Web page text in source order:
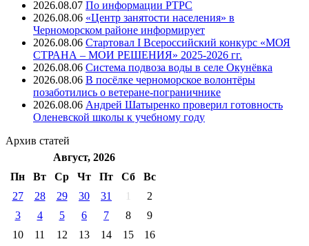
2026.08.07 ⁠По информации РТРС
2026.08.06 «Центр занятости населения» в
Черноморском районе информирует
2026.08.06 Стартовал I Всероссийский конкурс «МОЯ
СТРАНА – МОИ РЕШЕНИЯ» 2025-2026 гг.
2026.08.06 Система подвоза воды в селе Окунёвка
2026.08.06 В посёлке черноморское волонтёры
позаботились о ветеране-пограничнике
2026.08.06 Андрей Шатыренко проверил готовность
Оленевской школы к учебному году
Архив статей
Август, 2026
Пн
Вт Ср Чт Пт Cб
Вс
27
28 29 30 31 1
2
3
4 5 6 7 8
9
10
11 12 13 14 15
16